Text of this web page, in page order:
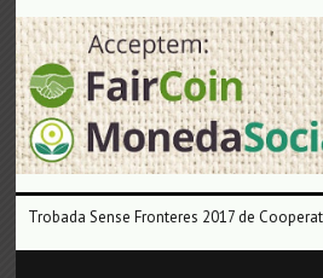
Trobada Sense Fronteres 2017 de